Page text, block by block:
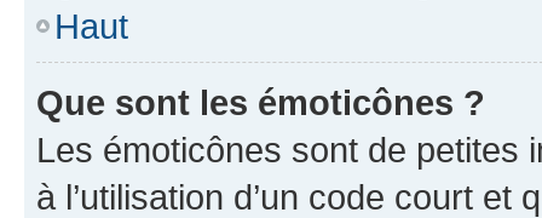
Haut
Que sont les émoticônes ?
Les émoticônes sont de petites
à l’utilisation d’un code court et